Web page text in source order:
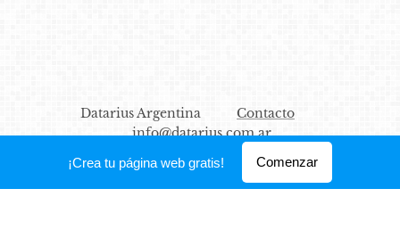
Datarius Argentina Contacto
info@datarius.com.ar
Creado conWebnode
¡Crea tu página web gratis! Comenzar